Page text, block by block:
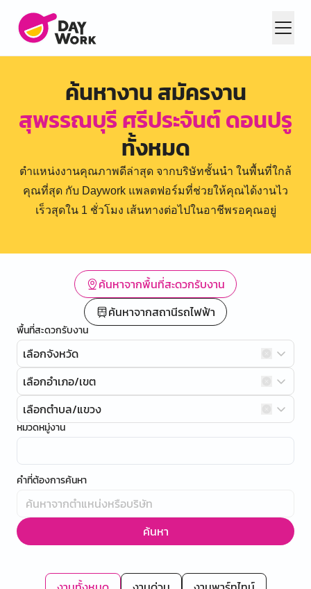
ค้นหางาน สมัครงาน
สุพรรณบุรี ศรีประจันต์ ดอนปรู
ทั้งหมด
ตำแหน่งงานคุณภาพดีล่าสุด จากบริษัทชั้นนำ ในพื้นที่ใกล้
คุณที่สุด กับ Daywork แพลตฟอร์มที่ช่วยให้คุณได้งานไว
เร็วสุดใน 1 ชั่วโมง เส้นทางต่อไปในอาชีพรอคุณอยู่
ค้นหาจากพื้นที่สะดวกรับงาน
ค้นหาจากสถานีรถไฟฟ้า
พื้นที่สะดวกรับงาน
เลือกจังหวัด
เลือกอำเภอ/เขต
เลือกตำบล/แขวง
หมวดหมู่งาน
คำที่ต้องการค้นหา
ค้นหา